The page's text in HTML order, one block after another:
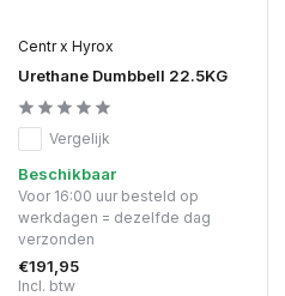
Centr x Hyrox
Urethane Dumbbell 22.5KG
Vergelijk
Beschikbaar
Voor 16:00 uur besteld op
werkdagen = dezelfde dag
verzonden
€191,95
Incl. btw